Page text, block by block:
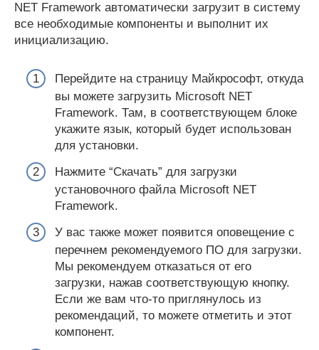
NET Framework автоматически загрузит в систему
все необходимые компоненты и выполнит их
инициализацию.
Перейдите на страницу Майкрософт, откуда
вы можете загрузить Microsoft NET
Framework. Там, в соответствующем блоке
укажите язык, который будет использован
для установки.
Нажмите “Скачать” для загрузки
установочного файла Microsoft NET
Framework.
У вас также может появится оповещение с
перечнем рекомендуемого ПО для загрузки.
Мы рекомендуем отказаться от его
загрузки, нажав соответствующую кнопку.
Если же вам что-то приглянулось из
рекомендаций, то можете отметить и этот
компонент.